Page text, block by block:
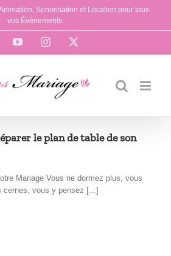
Sonorisation et Location pour tous
vos Événements
YouTubeInstagram
le plan de table de son
Mariage Vous ne dormez plus, vous
cernes, vous y pensez [...]